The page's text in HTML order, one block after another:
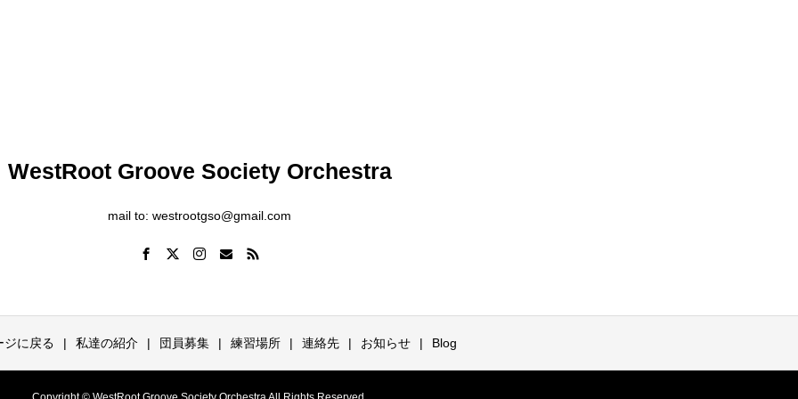
WestRoot Groove Society Orchestra
mail to: westrootgso@gmail.com
ジに戻る 私達の紹介 団員募集 練習場所 連絡先 お知らせ Blog